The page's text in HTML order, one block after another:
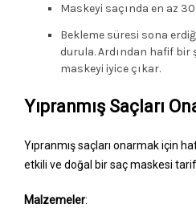
Maskeyi saçında en az
Bekleme süresi sona
durula. Ardından hafif bir
maskeyi iyice çıkar.
Yıpranmış Saçları
Yıpranmış saçları onarmak için
etkili ve doğal bir saç maskesi
Malzemeler: